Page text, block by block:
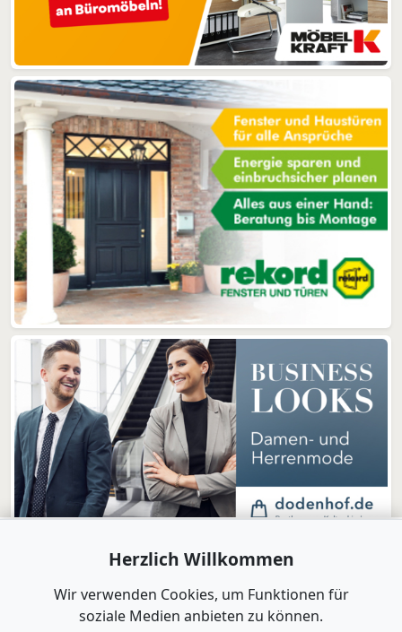
Herzlich Willkommen
Wir verwenden Cookies, um Funktionen für
soziale Medien anbieten zu können.